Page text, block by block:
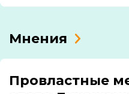
Мнения
Провластные